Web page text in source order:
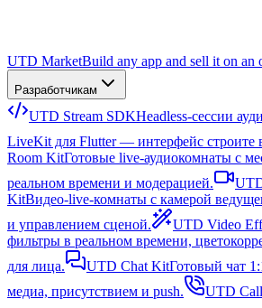
UTD MarketBuild any app and sell it on an
Разработчикам
UTD Stream SDKHeadless-сессии
LiveKit для Flutter — интерфейс строите
Room KitГотовые live-аудиокомнаты с
реальном времени и модерацией.
KitВидео-live-комнаты с камерой
и управлением сценой.
UTD Video
фильтры в реальном времени,
для лица.
UTD Chat KitГотовый чат
медиа, присутствием и push.
UTD